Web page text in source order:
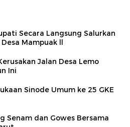
Secara Langsung Salurkan
Mampuak ll
Jalan Desa Lemo
Ini
Sinode Umum ke 25 GKE
Senam dan Gowes Bersama